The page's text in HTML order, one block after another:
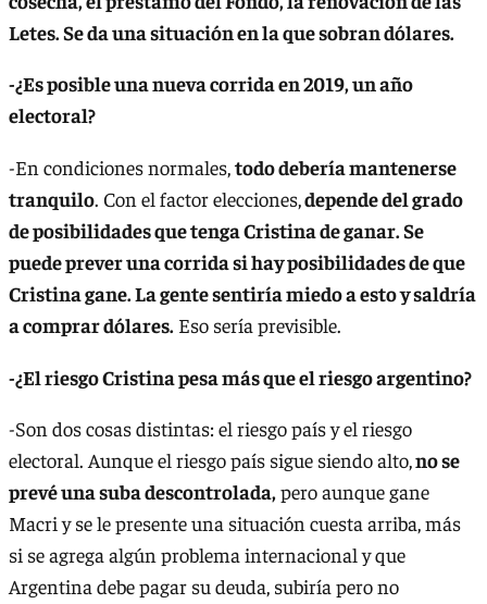
Letes. Se da una situación en la que sobran dólares.
-¿Es posible una nueva corrida en 2019, un año
electoral?
-En condiciones normales,todo debería mantenerse
tranquilo. Con el factor elecciones,depende del grado
de posibilidades que tenga Cristina de ganar. Se
puede prever una corrida si hay posibilidades de que
Cristina gane. La gente sentiría miedo a esto y saldría
a comprar dólares. Eso sería previsible.
-¿El riesgo Cristina pesa más que el riesgo argentino?
-Son dos cosas distintas: el riesgo país y el riesgo
electoral. Aunque el riesgo país sigue siendo alto,no se
prevé una suba descontrolada,pero aunque gane
Macri y se le presente una situación cuesta arriba, más
si se agrega algún problema internacional y que
Argentina debe pagar su deuda, subiría pero no